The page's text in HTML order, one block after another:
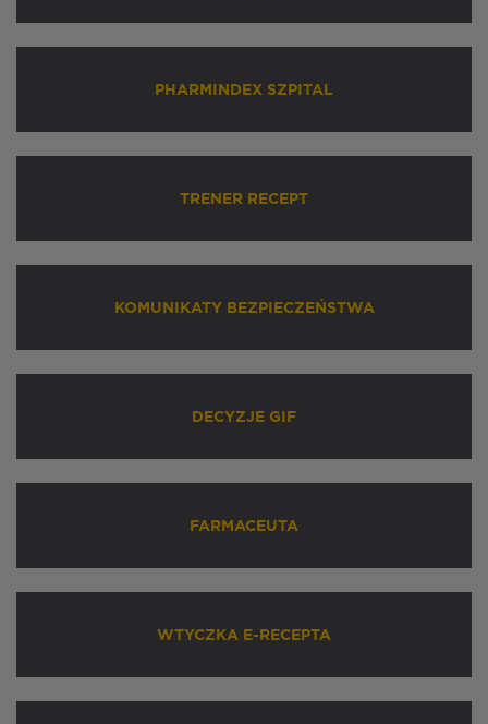
PHARMINDEX SZPITAL
TRENER RECEPT
KOMUNIKATY BEZPIECZEŃSTWA
DECYZJE GIF
FARMACEUTA
WTYCZKA E-RECEPTA